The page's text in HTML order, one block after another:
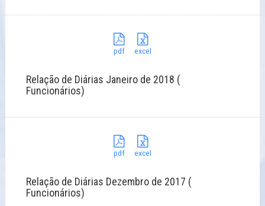
pdf excel
Relação de Diárias Janeiro de 2018 (
Funcionários)
pdf excel
Relação de Diárias Dezembro de 2017 (
Funcionários)